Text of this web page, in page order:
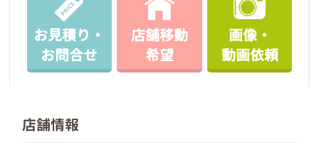
お見積り・
お問合せ
店舗移動
希望
画像・
動画依頼
店舗情報